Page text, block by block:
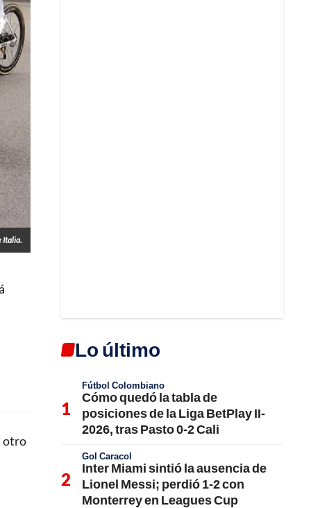
Italia.
otro
Lo último
Fútbol Colombiano
Cómo quedó la tabla de
posiciones de la Liga BetPlay II-
2026, tras Pasto 0-2 Cali
Gol Caracol
Inter Miami sintió la ausencia de
Lionel Messi; perdió 1-2 con
Monterrey en Leagues Cup